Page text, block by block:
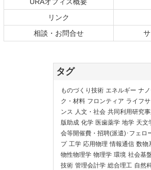
URAオフィス概要
リンク
相談・お問合せ
タグ
ものづくり技術 エネルギー ナ
ク・材料 フロンティア ライフ
ンス 人文・社会 共同利用研究
版助成 化学 医歯薬学 地学 天文
会等開催費・招聘(派遣)･フェロ
プ 工学 応用物理 情報通信 数物
物性物理学 物理学 環境 社会基
技術 管理会計学 総合理工 自然